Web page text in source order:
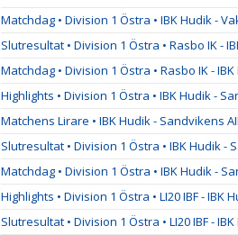
Matchdag • Division 1 Östra • IBK Hudik -
Slutresultat • Division 1 Östra • Rasbo IK -
Matchdag • Division 1 Östra • Rasbo IK -
Highlights • Division 1 Östra • IBK Hudik -
Matchens Lirare • IBK Hudik - Sandvikens
Slutresultat • Division 1 Östra • IBK Hudik -
Matchdag • Division 1 Östra • IBK Hudik -
Highlights • Division 1 Östra • LI20 IBF - IBK
Slutresultat • Division 1 Östra • LI20 IBF -